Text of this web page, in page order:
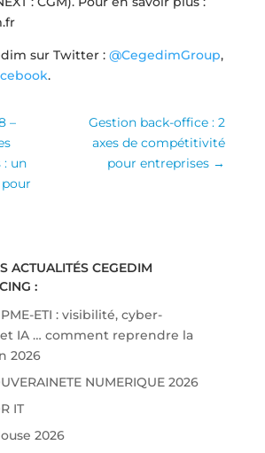
sur Twitter : @CegedimGroup,
.
–
: un
Gestion back-office : 2
axes de compétitivité
pour entreprises →
ACTUALITÉS CEGEDIM
:
ETI : visibilité, cyber-
IA … comment reprendre la
2026
NUMERIQUE 2026
IT
2026